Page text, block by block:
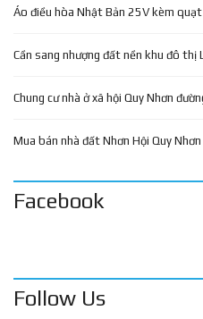
Áo điều hòa Nhật Bản 25V kèm
Cần sang nhượng đất nền khu đô thị
Chung cư nhà ở xã hội Quy Nhơn
Mua bán nhà đất Nhơn Hội Quy Nhơn
Facebook
Follow Us